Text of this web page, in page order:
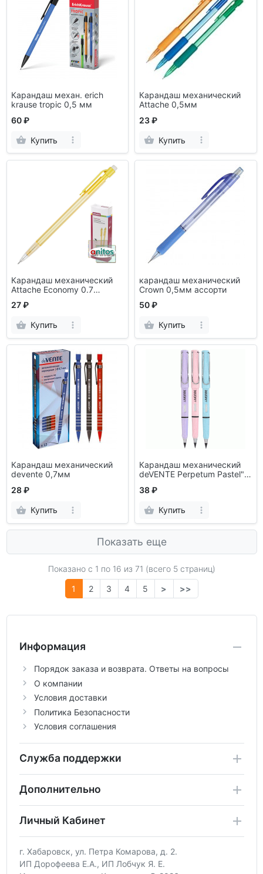
Карандаш механ. erich
krause tropic 0,5 мм
60 ₽
Купить
Карандаш механический
Attache 0,5мм
23 ₽
Купить
Карандаш механический
Attache Economy 0.7
27 ₽
Купить
карандаш механический
Crown 0,5мм ассорти
50 ₽
Купить
Карандаш механический
devente 0,7мм
28 ₽
Купить
Карандаш механический
deVENTE Perpetum Pastel" с
специального
38 ₽
Купить
Показать еще
Показано с 1 по 16 из 71 (всего 5 страниц)
1
2 3 4 5 > >>
Информация
Порядок заказа и возврата. Ответы на вопросы
О компании
Условия доставки
Политика Безопасности
Условия соглашения
Служба поддержки
Дополнительно
Личный Кабинет
г. Хабаровск, ул. Петра Комарова, д. 2.
ИП Дорофеева Е.А., ИП Лобчук Я. Е.